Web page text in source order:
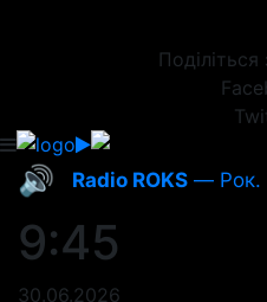
🔊 Radio ROKS — Рок.
9:45
30.06.2026